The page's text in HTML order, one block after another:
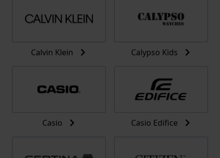
Calvin Klein Calypso Kids
Casio Casio Edifice